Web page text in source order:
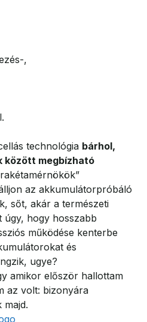
,
technológia bárhol,
között megbízható
az akkumulátorpróbáló
sőt, akár a természeti
úgy, hogy hosszabb
működése kenterbe
és
ugye?
amikor először hallottam
az volt: bizonyára
majd.